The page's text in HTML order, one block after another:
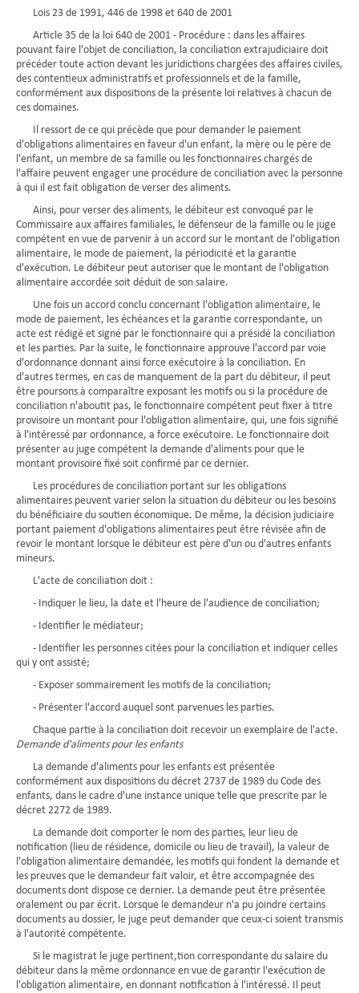
Lois 23 de 1991, 446 de 1998 et 640 de 2001
Article 35 de la loi 640 de 2001 - Procédure : dans les affaires
pouvant faire l'objet de conciliation, la conciliation extrajudiciaire doit
précéder toute action devant les juridictions chargées des affaires civiles,
des contentieux administratifs et professionnels et de la famille,
conformément aux dispositions de la présente loi relatives à chacun de
ces domaines.
Il ressort de ce qui précède que pour demander le paiement
d'obligations alimentaires en faveur d'un enfant, la mère ou le père de
l'enfant, un membre de sa famille ou les fonctionnaires chargés de
l'affaire peuvent engager une procédure de conciliation avec la personne
à qui il est fait obligation de verser des aliments.
Ainsi, pour verser des aliments, le débiteur est convoqué par le
Commissaire aux affaires familiales, le défenseur de la famille ou le juge
compétent en vue de parvenir à un accord sur le montant de l'obligation
alimentaire, le mode de paiement, la périodicité et la garantie
d'exécution. Le débiteur peut autoriser que le montant de l'obligation
alimentaire accordée soit déduit de son salaire.
Une fois un accord conclu concernant l'obligation alimentaire, le
mode de paiement, les échéances et la garantie correspondante, un
acte est rédigé et signé par le fonctionnaire qui a présidé la conciliation
et les parties. Par la suite, le fonctionnaire approuve l'accord par voie
d'ordonnance donnant ainsi force exécutoire à la conciliation. En
d'autres termes, en cas de manquement de la part du débiteur, il peut
être poursons à comparaître exposant les motifs ou si la procédure de
conciliation n'aboutit pas, le fonctionnaire compétent peut fixer à titre
provisoire un montant pour l'obligation alimentaire, qui, une fois signifié
à l'intéressé par ordonnance, a force exécutoire. Le fonctionnaire doit
présenter au juge compétent la demande d'aliments pour que le
montant provisoire fixé soit confirmé par ce dernier.
Les procédures de conciliation portant sur les obligations
alimentaires peuvent varier selon la situation du débiteur ou les besoins
du bénéficiaire du soutien économique. De même, la décision judiciaire
portant paiement d'obligations alimentaires peut être révisée afin de
revoir le montant lorsque le débiteur est père d'un ou d'autres enfants
mineurs.
L'acte de conciliation doit :
- Indiquer le lieu, la date et l'heure de l'audience de conciliation;
- Identifier le médiateur;
- Identifier les personnes citées pour la conciliation et indiquer celles
qui y ont assisté;
- Exposer sommairement les motifs de la conciliation;
- Présenter l'accord auquel sont parvenues les parties.
Chaque partie à la conciliation doit recevoir un exemplaire de l'acte.
Demande d'aliments pour les enfants
La demande d'aliments pour les enfants est présentée
conformément aux dispositions du décret 2737 de 1989 du Code des
enfants, dans le cadre d'une instance unique telle que prescrite par le
décret 2272 de 1989.
La demande doit comporter le nom des parties, leur lieu de
notification (lieu de résidence, domicile ou lieu de travail), la valeur de
l'obligation alimentaire demandée, les motifs qui fondent la demande et
les preuves que le demandeur fait valoir, et être accompagnée des
documents dont dispose ce dernier. La demande peut être présentée
oralement ou par écrit. Lorsque le demandeur n'a pu joindre certains
documents au dossier, le juge peut demander que ceux-ci soient transmis
à l'autorité compétente.
Si le magistrat le juge pertinent,tion correspondante du salaire du
débiteur dans la même ordonnance en vue de garantir l'exécution de
l'obligation alimentaire, en donnant notification à l'intéressé. Il peut